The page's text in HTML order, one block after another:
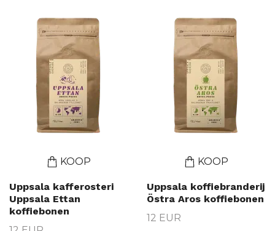
KOOP
Uppsala kafferosteri
Uppsala Ettan
koffiebonen
KOOP
Uppsala koffiebranderij
Östra Aros koffiebonen
12 EUR